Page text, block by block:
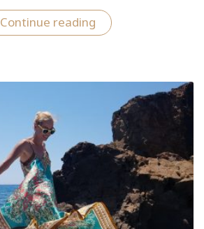
Continue reading“Τρεις
μέρες
στην
Πολύαιγο:
travelgirl.gr
ξεναγεί
στα
πανέμορφα
Κυκλάδων”